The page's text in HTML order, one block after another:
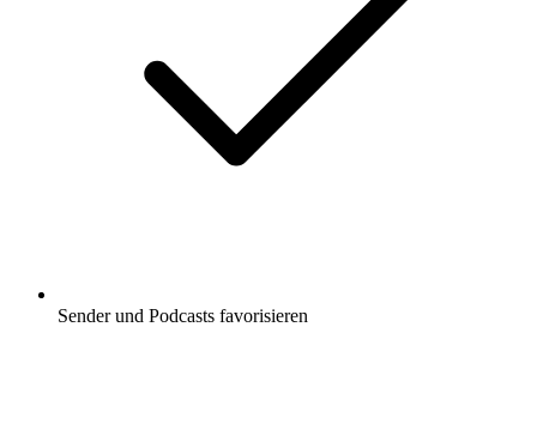
Sender und Podcasts favorisieren